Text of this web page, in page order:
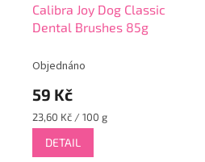
Calibra Joy Dog Classic
Dental Brushes 85g
Objednáno
59 Kč
Měrná
cena:
23,60 Kč / 100 g
DETAIL